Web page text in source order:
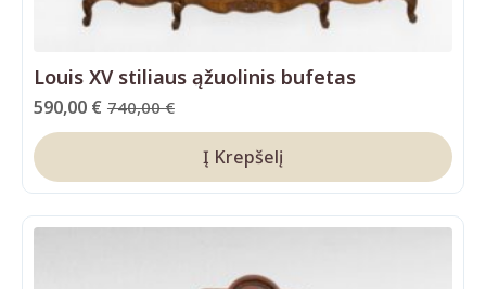
Louis XV stiliaus ąžuolinis bufetas
740,00€
Original
price
was:
740,00 €.
590,00 €
Current
price
is:
590,00 €.
Į Krepšelį